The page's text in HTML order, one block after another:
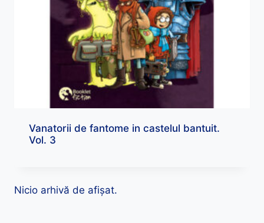
Vanatorii de fantome in castelul bantuit.
Vol. 3
Nicio arhivă de afișat.